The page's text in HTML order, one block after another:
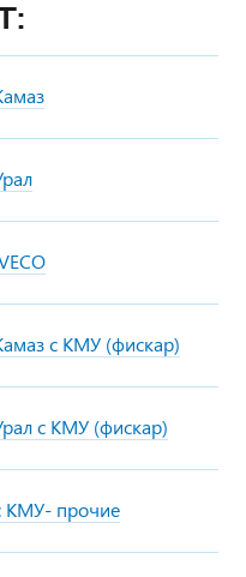
с КМУ (фискар)
с КМУ (фискар)
КМУ- прочие